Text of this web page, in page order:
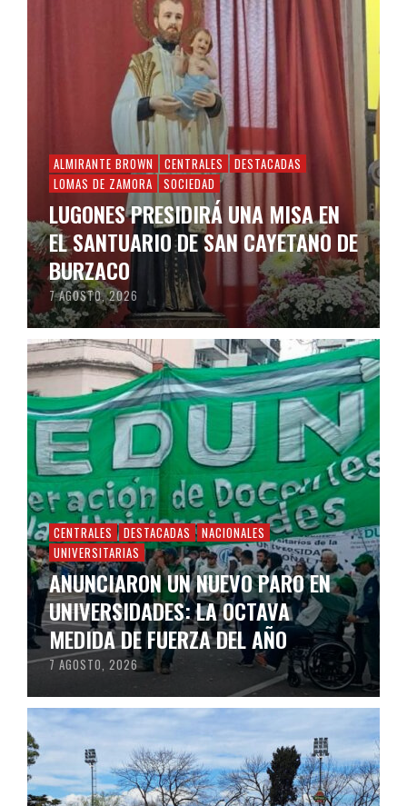
ALMIRANTE BROWN CENTRALES
DESTACADAS
LOMAS DE ZAMORA
SOCIEDAD
LUGONES PRESIDIRÁ UNA MISA EN
EL SANTUARIO DE SAN CAYETANO DE
BURZACO
7 AGOSTO, 2026
CENTRALES DESTACADAS
NACIONALES
UNIVERSITARIAS
ANUNCIARON UN NUEVO PARO EN
UNIVERSIDADES: LA OCTAVA
MEDIDA DE FUERZA DEL AÑO
7 AGOSTO, 2026